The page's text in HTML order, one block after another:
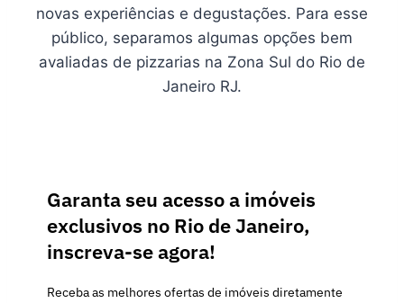
novas experiências e degustações. Para esse
público, separamos algumas opções bem
avaliadas de pizzarias na Zona Sul do Rio de
Janeiro RJ.
Garanta seu acesso a imóveis
exclusivos no Rio de Janeiro,
inscreva-se agora!
Receba as melhores ofertas de imóveis diretamente